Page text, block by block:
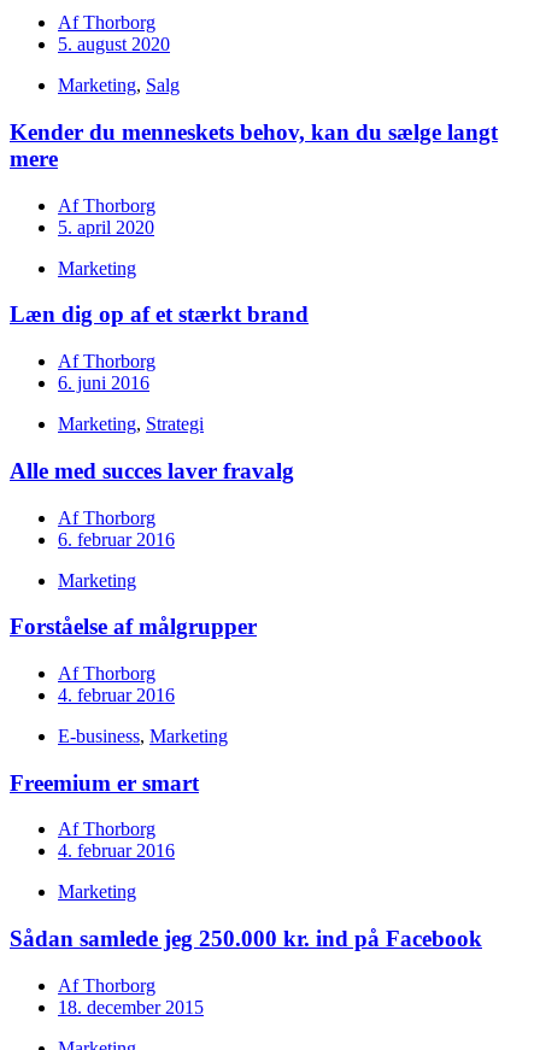
AfThorborg
5. august 2020
Marketing, Salg
Kender du menneskets behov, kan du sælge langt
mere
AfThorborg
5. april 2020
Marketing
Læn dig op af et stærkt brand
AfThorborg
6. juni 2016
Marketing, Strategi
Alle med succes laver fravalg
AfThorborg
6. februar 2016
Marketing
Forståelse af målgrupper
AfThorborg
4. februar 2016
E-business, Marketing
Freemium er smart
AfThorborg
4. februar 2016
Marketing
Sådan samlede jeg 250.000 kr. ind på Facebook
AfThorborg
18. december 2015